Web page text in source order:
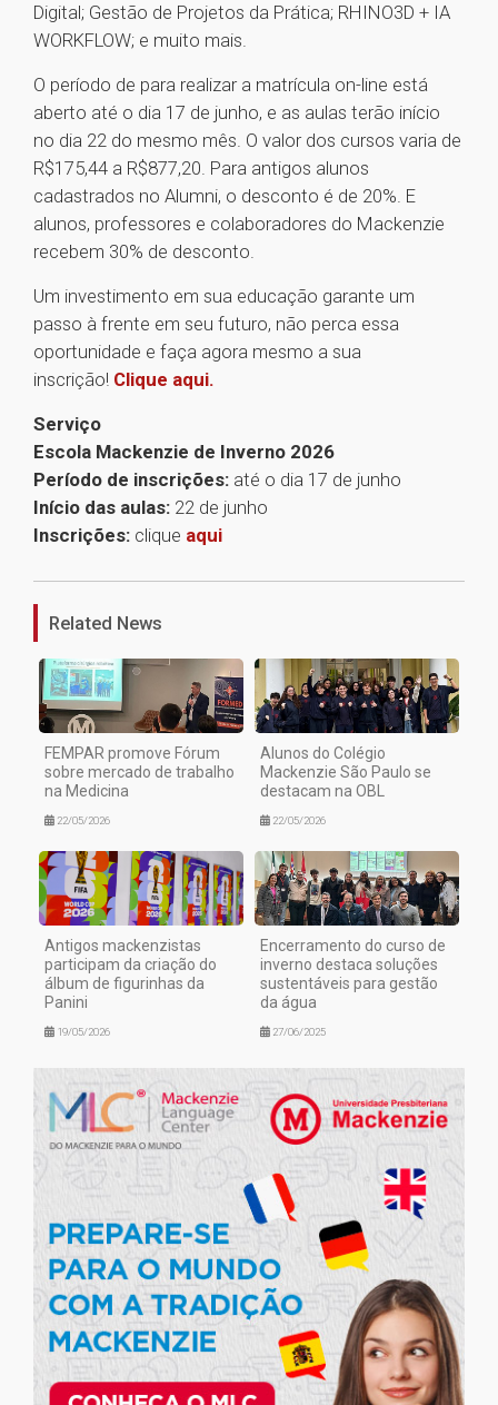
Digital; Gestão de Projetos da Prática; RHINO3D + IA
WORKFLOW; e muito mais.
O período de para realizar a matrícula on-line está
aberto até o dia 17 de junho, e as aulas terão início
no dia 22 do mesmo mês. O valor dos cursos varia de
R$175,44 a R$877,20. Para antigos alunos
cadastrados no Alumni, o desconto é de 20%. E
alunos, professores e colaboradores do Mackenzie
recebem 30% de desconto.
Um investimento em sua educação garante um
passo à frente em seu futuro, não perca essa
oportunidade e faça agora mesmo a sua
inscrição! Clique aqui.
Serviço
Escola Mackenzie de Inverno 2026
Período de inscrições: até o dia 17 de junho
Início das aulas: 22 de junho
Inscrições: clique aqui
Related News
FEMPAR promove Fórum
sobre mercado de trabalho
na Medicina
22/05/2026
Alunos do Colégio
Mackenzie São Paulo se
destacam na OBL
22/05/2026
Antigos mackenzistas
participam da criação do
álbum de figurinhas da
Panini
19/05/2026
Encerramento do curso de
inverno destaca soluções
sustentáveis para gestão
da água
27/06/2025